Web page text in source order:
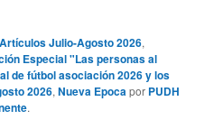
Artículos Julio-Agosto 2026,
Especial "Las personas al
de fútbol asociación 2026 y los
2026,Nueva Epocapor PUDH
.